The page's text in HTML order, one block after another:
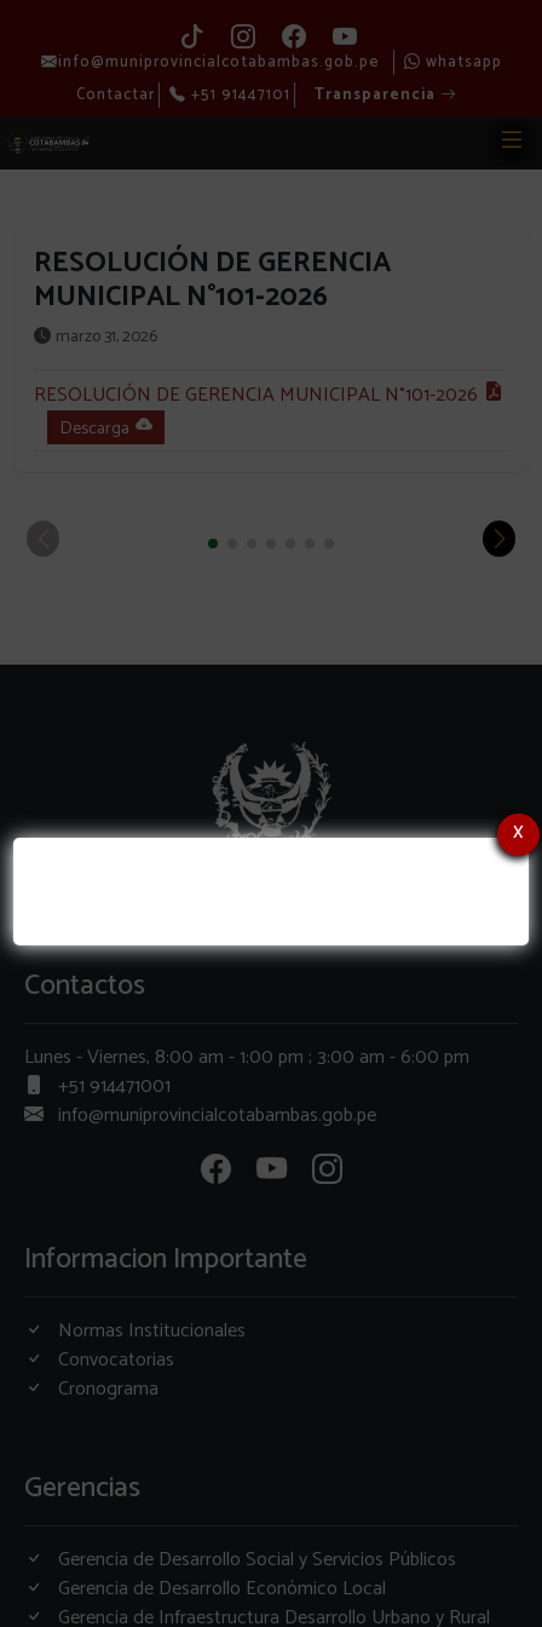
info@muniprovincialcotabambas.gob.pe
whatsapp
Contactar
+51 91447101 Transparencia
RESOLUCIÓN DE GERENCIA
MUNICIPAL N°101-2026
marzo 31, 2026
RESOLUCIÓN DE GERENCIA MUNICIPAL N°101-2026
Descarga
x
Contactos
Lunes - Viernes, 8:00 am - 1:00 pm ; 3:00 am - 6:00 pm
+51 914471001
info@muniprovincialcotabambas.gob.pe
Informacion Importante
Normas Institucionales
Convocatorias
Cronograma
Gerencias
Gerencia de Desarrollo Social y Servicios Públicos
Gerencia de Desarrollo Económico Local
Gerencia de Infraestructura Desarrollo Urbano y Rural